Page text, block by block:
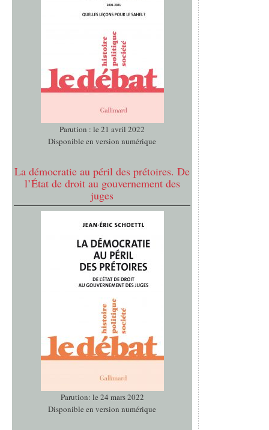
Parution : le 21 avril 2022
Disponible en version numérique
La démocratie au péril des prétoires. De
l’État de droit au gouvernement des
juges
Parution: le 24 mars 2022
Disponible en version numérique